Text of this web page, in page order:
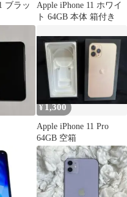
ブラッ
Apple iPhone 11 ホワイ
ト 64GB 本体 箱付き
¥1,300
Apple iPhone 11 Pro
64GB 空箱